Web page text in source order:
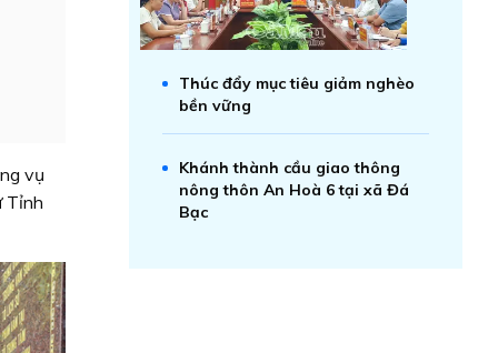
vụ
Tỉnh
Thúc đẩy mục tiêu giảm nghèo
bền vững
Khánh thành cầu giao thông
nông thôn An Hoà 6 tại xã Đá
Bạc